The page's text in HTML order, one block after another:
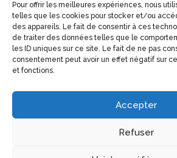
Pour offrir les meilleures expériences, nous
telles que les cookies pour stocker et/ou
des appareils. Le fait de consentir à ces
de traiter des données telles que le
les ID uniques sur ce site. Le fait de ne pas
consentement peut avoir un effet négatif sur
et fonctions.
Accepter
Refuser
Nous suivre